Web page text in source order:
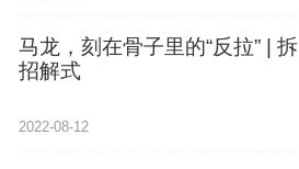
马龙，刻在骨子里的“反拉” | 拆
招解式
2022-08-12